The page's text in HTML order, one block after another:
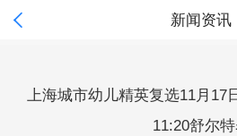
 新闻资讯
上海城市幼儿精英复选11月17
11:20舒尔